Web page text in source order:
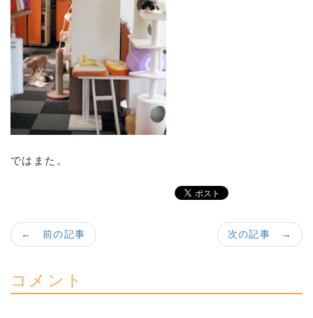
ではまた。
次の記事 →
← 前の記事
コメント